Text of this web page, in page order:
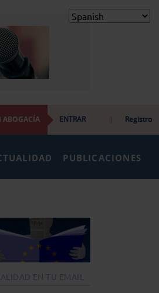
ABOGACÍA ENTRAR | Registro
PUBLICACIONES
EN TU EMAIL